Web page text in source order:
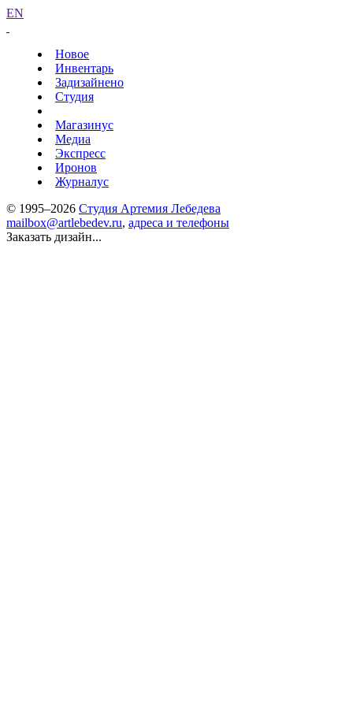
EN
Новое
Инвентарь
Задизайнено
Студия
Магазинус
Медиа
Экспресс
Иронов
Журналус
© 1995–2026 Студия Артемия Лебедева
mailbox@artlebedev.ru, адреса и телефоны
Заказать дизайн...